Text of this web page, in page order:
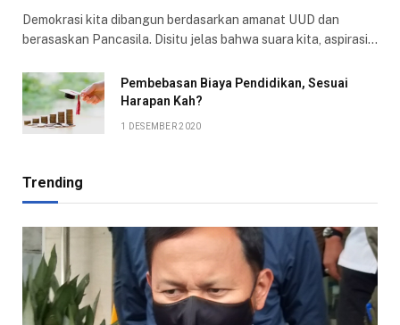
Demokrasi kita dibangun berdasarkan amanat UUD dan
berasaskan Pancasila. Disitu jelas bahwa suara kita, aspirasi…
Pembebasan Biaya Pendidikan, Sesuai
Harapan Kah?
1 DESEMBER 2020
Trending